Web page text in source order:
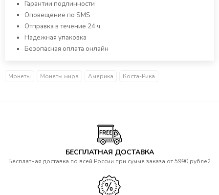
Гарантии подлинности
Оповещение по SMS
Отправка в течение 24 ч
Надежная упаковка
Безопасная оплата онлайн
Монеты Монеты мира Америка Коста-Рика
БЕСПЛАТНАЯ ДОСТАВКА
Бесплатная доставка по всей России при сумме заказа от 5990 рублей